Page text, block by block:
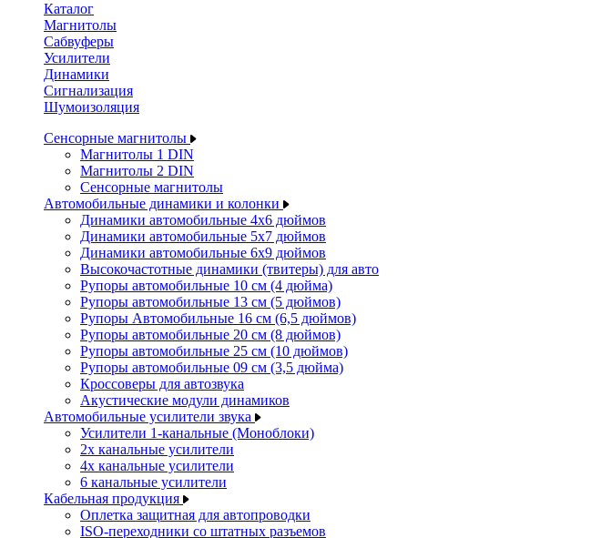
Каталог
Магнитолы
Сабвуферы
Усилители
Динамики
Сигнализация
Шумоизоляция
Сенсорные магнитолы
Магнитолы 1 DIN
Магнитолы 2 DIN
Сенсорные магнитолы
Автомобильные динамики и колонки
Динамики автомобильные 4x6 дюймов
Динамики автомобильные 5x7 дюймов
Динамики автомобильные 6x9 дюймов
Высокочастотные динамики (твитеры) для авто
Рупоры автомобильные 10 см (4 дюйма)
Рупоры автомобильные 13 см (5 дюймов)
Рупоры Автомобильные 16 см (6,5 дюймов)
Рупоры автомобильные 20 см (8 дюймов)
Рупоры автомобильные 25 см (10 дюймов)
Рупоры автомобильные 09 см (3,5 дюйма)
Кроссоверы для автозвука
Акустические модули динамиков
Автомобильные усилители звука
Усилители 1-канальные (Моноблоки)
2х канальные усилители
4х канальные усилители
6 канальные усилители
Кабельная продукция
Оплетка защитная для автопроводки
ISO-переходники со штатных разъемов